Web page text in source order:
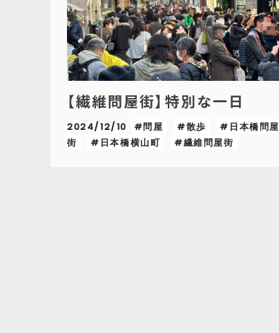
【繊維問屋街】特別な一日
2024/12/10 #問屋 #散歩
#日本橋問屋
街
#日本橋横山町 #繊維問屋街